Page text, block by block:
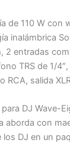
de 110 W con
inalámbrica
2 entradas
TRS de 1/
RCA, salida
DJ Wave-
aborda con
DJ en un